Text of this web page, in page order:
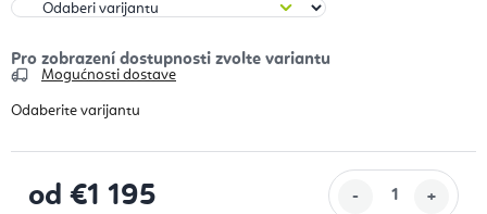
Mogućnosti dostave
od €1 195